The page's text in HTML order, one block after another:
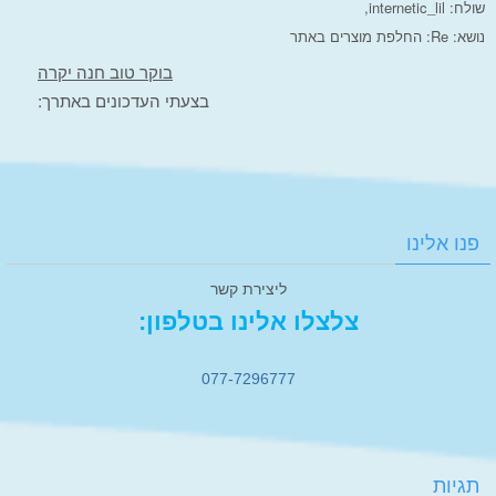
שולח: internetic_lil,
נושא: Re: החלפת מוצרים באתר
בוקר טוב חנה יקרה
בצעתי העדכונים באתרך:
פנו אלינו
ליצירת קשר
צלצלו אלינו בטלפון:
077-7296777
תגיות